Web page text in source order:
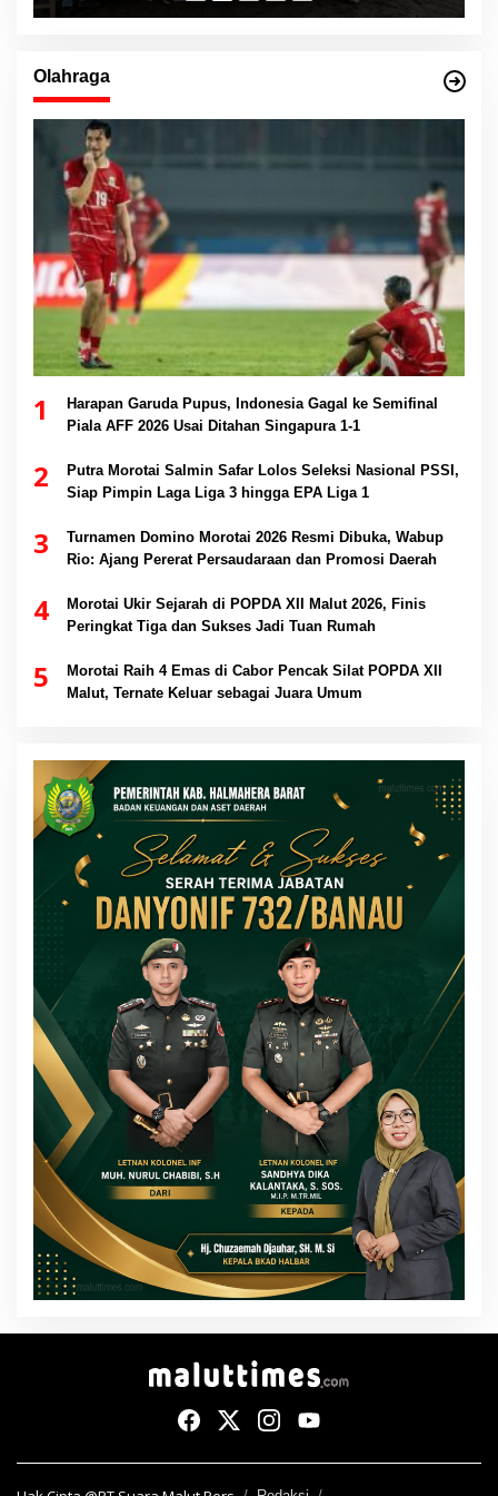
Olahraga
1
Harapan Garuda Pupus, Indonesia Gagal ke Semifinal
Piala AFF 2026 Usai Ditahan Singapura 1-1
2
Putra Morotai Salmin Safar Lolos Seleksi Nasional PSSI,
Siap Pimpin Laga Liga 3 hingga EPA Liga 1
3
Turnamen Domino Morotai 2026 Resmi Dibuka, Wabup
Rio: Ajang Pererat Persaudaraan dan Promosi Daerah
4
Morotai Ukir Sejarah di POPDA XII Malut 2026, Finis
Peringkat Tiga dan Sukses Jadi Tuan Rumah
5
Morotai Raih 4 Emas di Cabor Pencak Silat POPDA XII
Malut, Ternate Keluar sebagai Juara Umum